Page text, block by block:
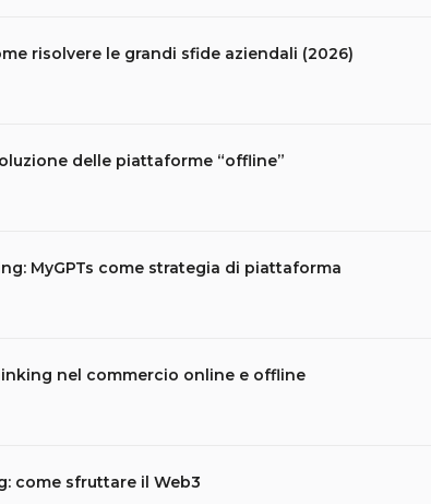
risolvere le grandi sfide aziendali (2026)
delle piattaforme “offline”
MyGPTs come strategia di piattaforma
nel commercio online e offline
come sfruttare il Web3